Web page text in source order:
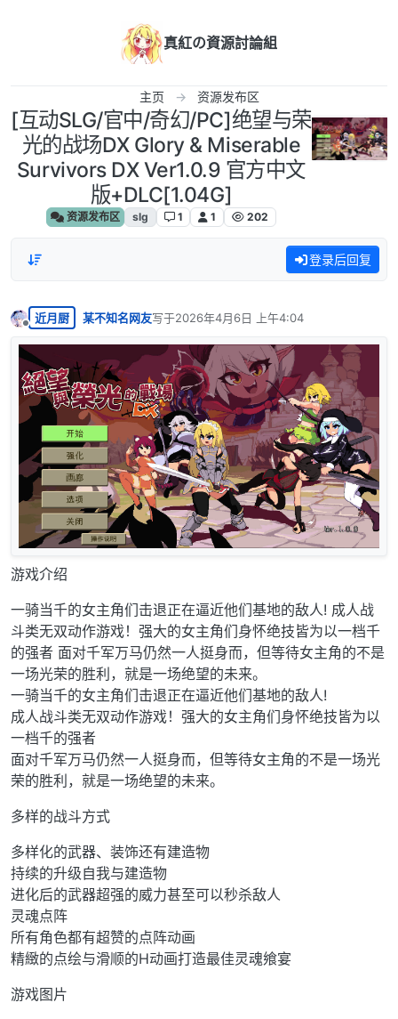
真紅の資源討論組
主页 资源发布区
[互动SLG/官中/奇幻/PC]绝望与荣
光的战场DX Glory & Miserable
Survivors DX Ver1.0.9 官方中文
版+DLC[1.04G]
资源发布区 slg 1 1 202
登录后回复
离线
近月厨 某不知名网友写于2026年4月6日 上午4:04
最后由 编辑
游戏介绍
一骑当千的女主角们击退正在逼近他们基地的敌人! 成人战
斗类无双动作游戏！强大的女主角们身怀绝技皆为以一档千
的强者 面对千军万马仍然一人挺身而，但等待女主角的不是
一场光荣的胜利，就是一场绝望的未来。
一骑当千的女主角们击退正在逼近他们基地的敌人!
成人战斗类无双动作游戏！强大的女主角们身怀绝技皆为以
一档千的强者
面对千军万马仍然一人挺身而，但等待女主角的不是一场光
荣的胜利，就是一场绝望的未来。
多样的战斗方式
多样化的武器、装饰还有建造物
持续的升级自我与建造物
进化后的武器超强的威力甚至可以秒杀敌人
灵魂点阵
所有角色都有超赞的点阵动画
精緻的点绘与滑顺的H动画打造最佳灵魂飨宴
游戏图片